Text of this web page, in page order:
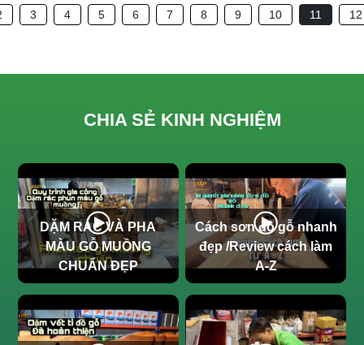
3 4 5 6 7 8 9 10 11 12
CHIA SẺ KINH NGHIỆM
DẶM RÁC VÀ PHA
MÀU GỖ MUỒNG
CHUẨN ĐẸP
Cách sơn đồ gỗ nhanh
đẹp /Review cách làm
A-Z